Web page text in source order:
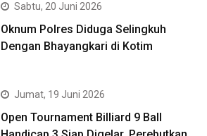
Sabtu, 20 Juni 2026
Oknum Polres Diduga Selingkuh
Dengan Bhayangkari di Kotim
Jumat, 19 Juni 2026
Open Tournament Billiard 9 Ball